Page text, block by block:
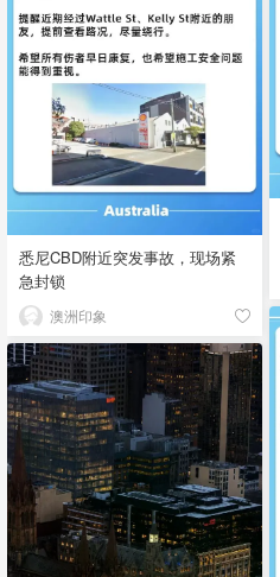
悉尼CBD附近突发事故，现场紧
急封锁
澳洲印象